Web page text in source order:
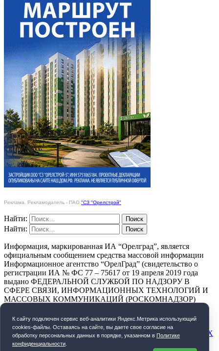
Реклама. Рекламодатель - ПАО "СЗ "Орелстрой"
Найти:
Найти:
Информация, маркированная ИА “Орелград”, является
официальным сообщением средства массовой информации
Информационное агентство “ОрелГрад” (свидетельство о
регистрации ИА № ФС 77 – 75617 от 19 апреля 2019 года
выдано ФЕДЕРАЛЬНОЙ СЛУЖБОЙ ПО НАДЗОРУ В
СФЕРЕ СВЯЗИ, ИНФОРМАЦИОННЫХ ТЕХНОЛОГИЙ И
МАССОВЫХ КОММУНИКАЦИЙ (РОСКОМНАДЗОР)
ПОЛИТИКА КОНФИДЕНЦИАЛЬНОСТИ
СОГЛАСИЕ НА ОБРАБОТКУ ПЕРСОНАЛЬНЫХ ДАННЫХ
К cайту подключен сервис веб-аналитики Яндекс.Метрика использующий
cookies-файлы. Оставаясь на сайте, вы даете свое согласие на
обработку персональных данных в порядке, указанном в Политике
конфиденциальности